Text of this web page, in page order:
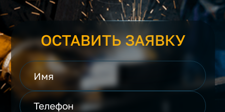
ОСТАВИТЬ ЗАЯВКУ